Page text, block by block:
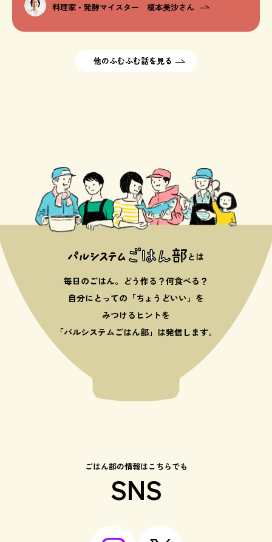
料理家・発酵マイスター 榎本美沙さん
他のふむふむ話を見る
とは
毎日のごはん。どう作る？何食べる？
自分にとっての「ちょうどいい」を
みつけるヒントを
「パルシステムごはん部」は発信します。
ごはん部の情報はこちらでも
SNS